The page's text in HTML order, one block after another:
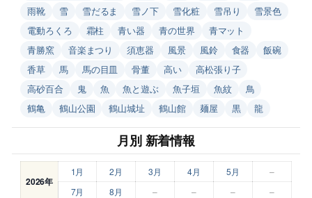
雨靴
雪 雪だるま 雪ノ下 雪化粧 雪吊り
雪景色
電動ろくろ
霜柱 青い器 青の世界
青マット
青勝窯
音楽まつり 須恵器 風景 風鈴 食器
飯碗
香草
馬 馬の目皿 骨董 高い
高松張り子
高砂百合
鬼 魚 魚と遊ぶ 魚子垣 魚紋
鳥
鶴亀
鶴山公園 鶴山城址 鶴山館 麺屋 黒 龍
月別 新着情報
2026年
1月 2月 3月 4月 5月
–
7月
8月 – – – –